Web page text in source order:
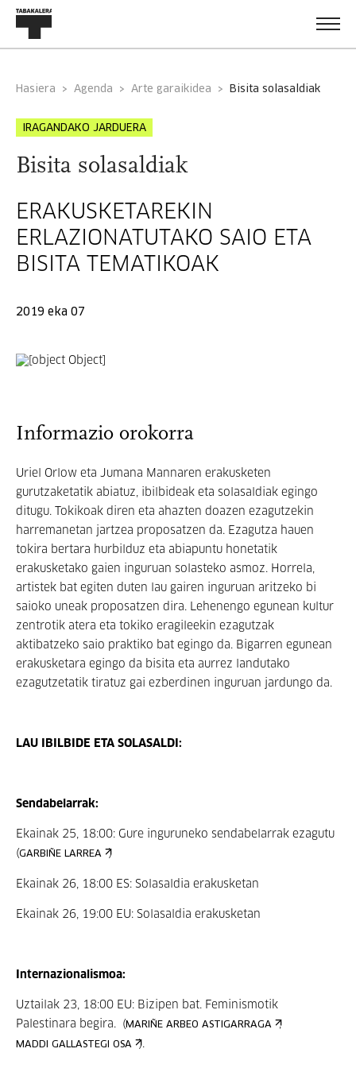
Hasiera Agenda Arte garaikidea bisita solasaldiak
IRAGANDAKO JARDUERA
Bisita solasaldiak
ERAKUSKETAREKIN
ERLAZIONATUTAKO SAIO ETA
BISITA TEMATIKOAK
2019 eka 07
Informazio orokorra
Uriel Orlow eta Jumana Mannaren erakusketen
gurutzaketatik abiatuz, ibilbideak eta solasaldiak egingo
ditugu. Tokikoak diren eta ahazten doazen ezagutzekin
harremanetan jartzea proposatzen da. Ezagutza hauen
tokira bertara hurbilduz eta abiapuntu honetatik
erakusketako gaien inguruan solasteko asmoz. Horrela,
artistek bat egiten duten lau gairen inguruan aritzeko bi
saioko uneak proposatzen dira. Lehenengo egunean kultur
zentrotik atera eta tokiko eragileekin ezagutzak
aktibatzeko saio praktiko bat egingo da. Bigarren egunean
erakusketara egingo da bisita eta aurrez landutako
ezagutzetatik tiratuz gai ezberdinen inguruan jardungo da.
LAU IBILBIDE ETA SOLASALDI:
Sendabelarrak:
Ekainak 25, 18:00: Gure inguruneko sendabelarrak ezagutu
(GARBIÑE LARREA )
Ekainak 26, 18:00 ES: Solasaldia erakusketan
Ekainak 26, 19:00 EU: Solasaldia erakusketan
Internazionalismoa:
Uztailak 23, 18:00 EU: Bizipen bat. Feminismotik
Palestinara begira. (MARIÑE ARBEO ASTIGARRAGA ,
MADDI GALLASTEGI OSA ).